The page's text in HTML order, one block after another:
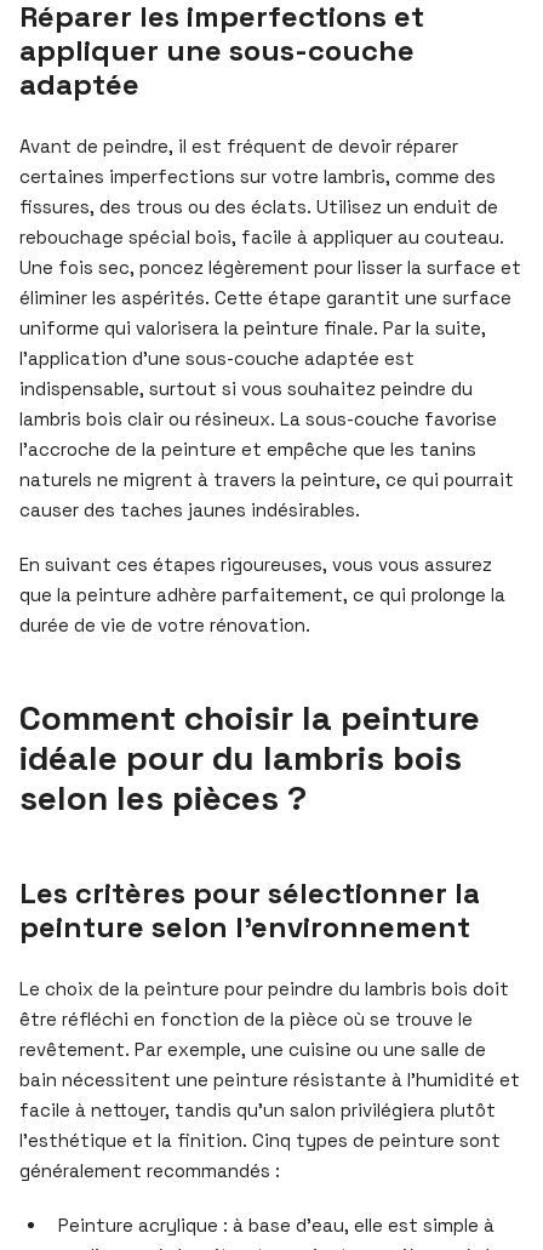
Réparer les imperfections et
appliquer une sous-couche
adaptée
Avant de peindre, il est fréquent de devoir réparer
certaines imperfections sur votre lambris, comme des
fissures, des trous ou des éclats. Utilisez un enduit de
rebouchage spécial bois, facile à appliquer au couteau.
Une fois sec, poncez légèrement pour lisser la surface et
éliminer les aspérités. Cette étape garantit une surface
uniforme qui valorisera la peinture finale. Par la suite,
l’application d’une sous-couche adaptée est
indispensable, surtout si vous souhaitez peindre du
lambris bois clair ou résineux. La sous-couche favorise
l’accroche de la peinture et empêche que les tanins
naturels ne migrent à travers la peinture, ce qui pourrait
causer des taches jaunes indésirables.
En suivant ces étapes rigoureuses, vous vous assurez
que la peinture adhère parfaitement, ce qui prolonge la
durée de vie de votre rénovation.
Comment choisir la peinture
idéale pour du lambris bois
selon les pièces ?
Les critères pour sélectionner la
peinture selon l’environnement
Le choix de la peinture pour peindre du lambris bois doit
être réfléchi en fonction de la pièce où se trouve le
revêtement. Par exemple, une cuisine ou une salle de
bain nécessitent une peinture résistante à l’humidité et
facile à nettoyer, tandis qu’un salon privilégiera plutôt
l’esthétique et la finition. Cinq types de peinture sont
généralement recommandés :
Peinture acrylique : à base d’eau, elle est simple à